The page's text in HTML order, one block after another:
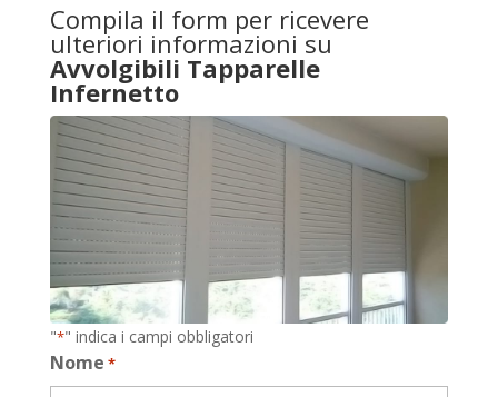
Compila il form per ricevere
ulteriori informazioni su
Avvolgibili Tapparelle
Infernetto
"*" indica i campi obbligatori
Nome *